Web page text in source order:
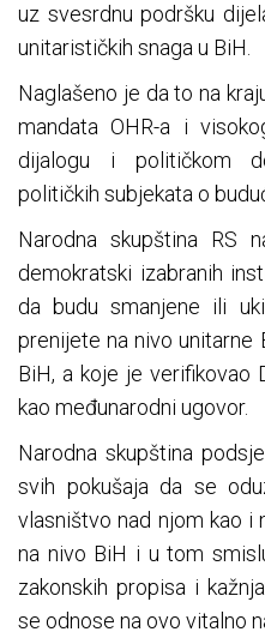
uz svesrdnu podršku
unitarističkih snaga u BiH.
Naglašeno je da to na
mandata OHR-a i
dijalogu i političkom
političkih subjekata o
Narodna skupština RS
demokratski izabranih
da budu smanjene ili
prenijete na nivo unitarne
BiH, a koje je verifikovao
kao međunarodni ugovor.
Narodna skupština
svih pokušaja da se
vlasništvo nad njom kao i
na nivo BiH i u tom
zakonskih propisa i
se odnose na ovo vitalno